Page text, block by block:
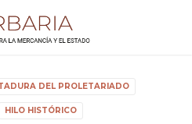
DEL PROLETARIADO
HILO HISTÓRICO